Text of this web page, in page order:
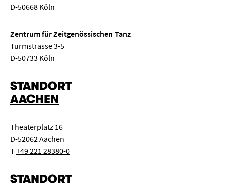
D-50668 Köln
Zentrum für Zeitgenössischen Tanz
Turmstrasse 3-5
D-50733 Köln
STANDORT
AACHEN
Theaterplatz 16
D-52062 Aachen
T+49 221 28380-0
STANDORT